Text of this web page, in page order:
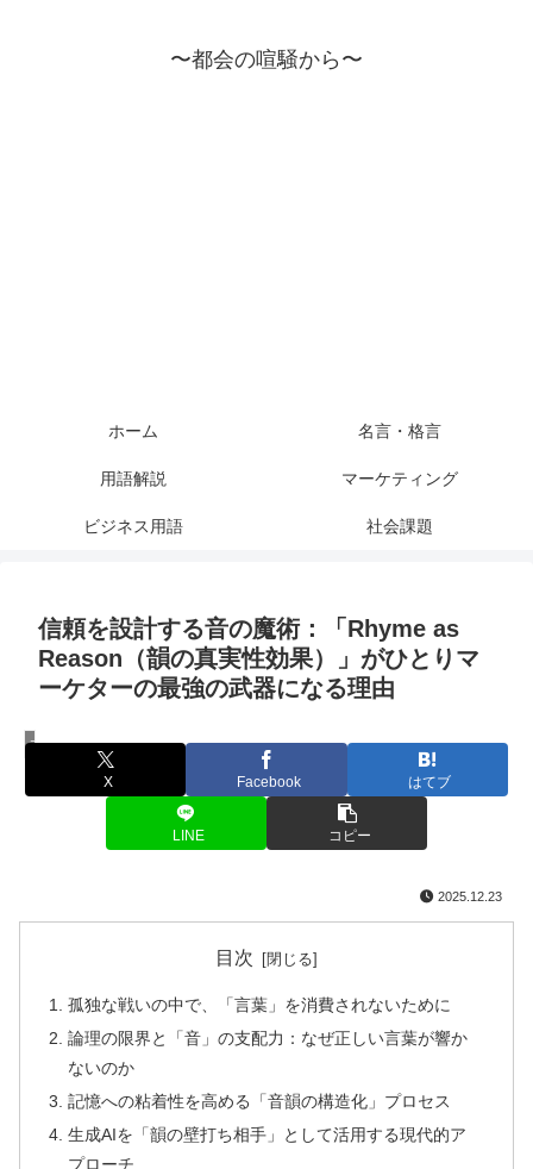
〜都会の喧騒から〜
ホーム 名言・格言
用語解説 マーケティング
ビジネス用語 社会課題
信頼を設計する音の魔術：「Rhyme as
Reason（韻の真実性効果）」がひとりマ
ーケターの最強の武器になる理由
マーケティング
X Facebook はてブ
LINE コピー
2025.12.23
目次
孤独な戦いの中で、「言葉」を消費されないために
論理の限界と「音」の支配力：なぜ正しい言葉が響か
ないのか
記憶への粘着性を高める「音韻の構造化」プロセス
生成AIを「韻の壁打ち相手」として活用する現代的ア
プローチ